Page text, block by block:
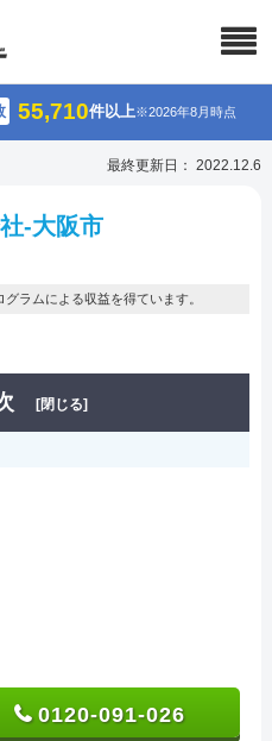
55,710件以上※2026年8月時点
最終更新日： 2022.12.6
-大阪市
ラムによる収益を得ています。
[閉じる]
0120-091-026